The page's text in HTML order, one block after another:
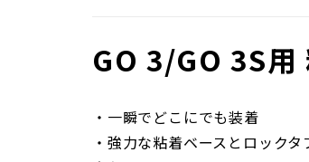
GO 3/GO 3S用
・一瞬でどこにでも装着
・強力な粘着ベースとロック